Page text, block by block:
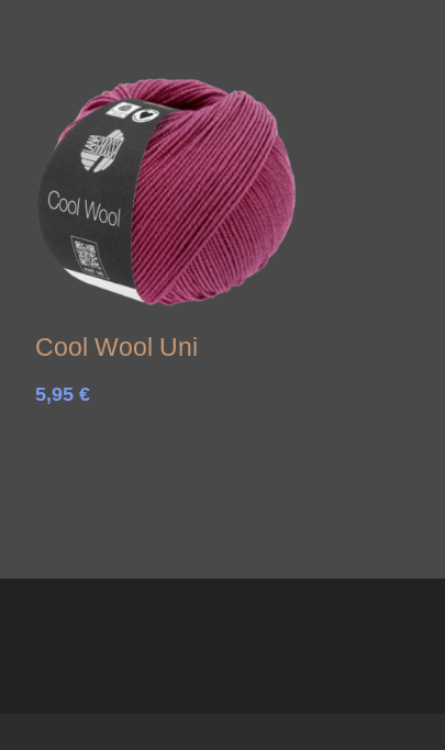
Cool Wool Uni
5,95€